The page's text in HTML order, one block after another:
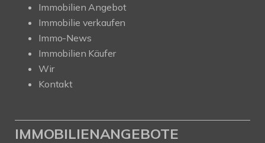
Immobilien Angebot
Immobilie verkaufen
Immo-News
Immobilien Käufer
Wir
Kontakt
IMMOBILIENANGEBOTE